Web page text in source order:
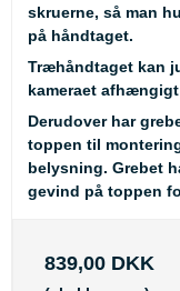
skruerne, så man
på håndtaget.
Træhåndtaget kan
kameraet
Derudover har
toppen til
belysning. Grebet
gevind på toppen
839,00 DKK